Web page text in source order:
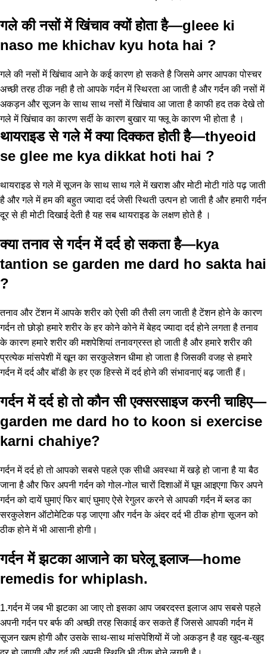
गले की नसों में खिंचाव क्यों होता है—gleee ki
naso me khichav kyu hota hai ?
गले की नसों में खिंचाव आने के कई कारण हो सकते है जिसमे अगर आपका पोस्चर
अच्छी तरह ठीक नही है तो आपके गर्दन में स्थिरता आ जाती है और गर्दन की नसों में
अकड़न और सूजन के साथ साथ नसों में खिंचाव आ जाता है काफी हद तक देखे तो
गले में खिंचाव का कारण सर्दी के कारण बुखार या फ्लू के कारण भी होता है ।
थायराइड से गले में क्या दिक्कत होती है—thyeoid
se glee me kya dikkat hoti hai ?
थायराइड से गले में सूजन के साथ साथ गले में खराश और मोटी मोटी गांठे पढ़ जाती
है और गले में हम की बहुत ज्यादा दर्द जेसी स्थिती उत्पन हो जाती है और हमारी गर्दन
दूर से ही मोटी दिखाई देती है यह सब थायराइड के लक्षण होते है ।
क्या तनाव से गर्दन में दर्द हो सकता है—kya
tantion se garden me dard ho sakta hai
?
तनाव और टेंशन में आपके शरीर को ऐसी की तैसी लग जाती है टेंशन होने के कारण
गर्दन तो छोड़ो हमारे शरीर के हर कोने कोने में बेहद ज्यादा दर्द होने लगता है तनाव
के कारण हमारे शरीर की मशपेशियां तनावग्रस्त हो जाती है और हमारे शरीर की
प्रत्येक मांसपेशी में खून का सरकुलेशन धीमा हो जाता है जिसकी वजह से हमारे
गर्दन में दर्द और बॉडी के हर एक हिस्से में दर्द होने की संभावनाएं बढ़ जाती हैं।
गर्दन में दर्द हो तो कौन सी एक्सरसाइज करनी चाहिए—
garden me dard ho to koon si exercise
karni chahiye?
गर्दन में दर्द हो तो आपको सबसे पहले एक सीधी अवस्था में खड़े हो जाना है या बैठ
जाना है और फिर अपनी गर्दन को गोल-गोल चारों दिशाओं में घूम आइएगा फिर अपने
गर्दन को दायें घुमाएं फिर बाएं घुमाए ऐसे रेगुलर करने से आपकी गर्दन में ब्लड का
सरकुलेशन ऑटोमेटिक पड़ जाएगा और गर्दन के अंदर दर्द भी ठीक होगा सूजन को
ठीक होने में भी आसानी होगी।
गर्दन में झटका आजाने का घरेलू इलाज—home
remedis for whiplash.
1.गर्दन में जब भी झटका आ जाए तो इसका आप जबरदस्त इलाज आप सबसे पहले
अपनी गर्दन पर बर्फ की अच्छी तरह सिकाई कर सकते हैं जिससे आपकी गर्दन में
सूजन खत्म होगी और उसके साथ-साथ मांसपेशियों में जो अकड़न है वह खुद-ब-खुद